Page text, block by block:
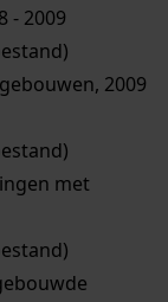
- 2009
2009
met